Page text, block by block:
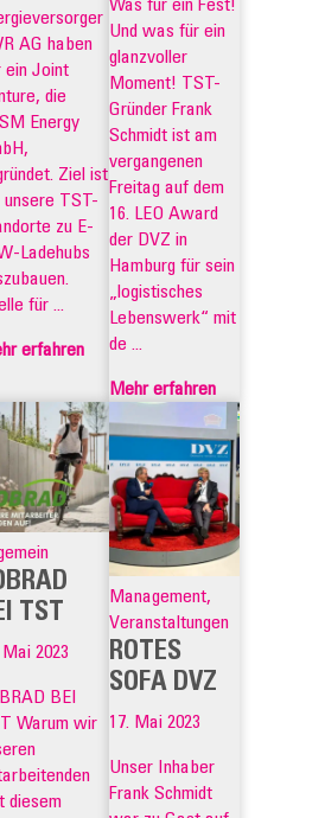
AG haben
ein Joint
die
Energy
Ziel ist
unsere TST-
zu E-
Ladehubs
für ...
erfahren
Was für ein Fest!
Und was für ein
glanzvoller
Moment! TST-
Gründer Frank
Schmidt ist am
vergangenen
Freitag auf dem
16. LEO Award
der DVZ in
Hamburg für sein
„logistisches
Lebenswerk“ mit
de ...
Mehr erfahren
TST
Mai 2023
BEI
Warum wir
diesem
Management,
Veranstaltungen
ROTES
SOFA DVZ
17. Mai 2023
Unser Inhaber
Frank Schmidt